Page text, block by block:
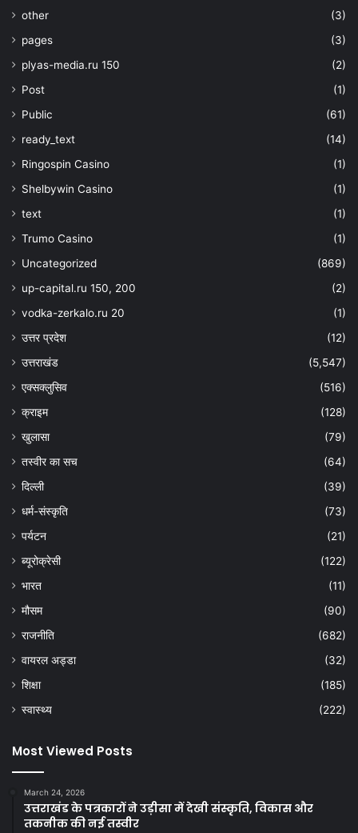
other
(3)
pages
(3)
plyas-media.ru 150
(2)
Post
(1)
Public
(61)
ready_text
(14)
Ringospin Casino
(1)
Shelbywin Casino
(1)
text
(1)
Trumo Casino
(1)
Uncategorized
(869)
up-capital.ru 150, 200
(2)
vodka-zerkalo.ru 20
(1)
उत्तर प्रदेश
(12)
उत्तराखंड
(5,547)
एक्सक्लुसिव
(516)
क्राइम
(128)
खुलासा
(79)
तस्वीर का सच
(64)
दिल्ली
(39)
धर्म-संस्कृति
(73)
पर्यटन
(21)
ब्यूरोक्रेसी
(122)
भारत
(11)
मौसम
(90)
राजनीति
(682)
वायरल अड्डा
(32)
शिक्षा
(185)
स्वास्थ्य
(222)
Most Viewed Posts
March 24, 2026
उत्तराखंड के पत्रकारों ने उड़ीसा में देखी संस्कृति, विकास और
तकनीक की नई तस्वीर